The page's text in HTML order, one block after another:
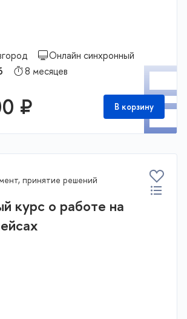
Онлайн синхронный
8 месяцев
₽ В корзину
принятие решений
курс о работе на